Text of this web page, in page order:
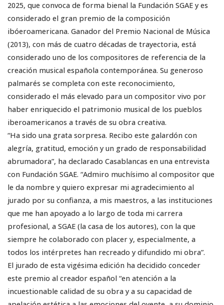
2025, que convoca de forma bienal la Fundación SGAE y es
considerado el gran premio de la composición
ibóeroamericana. Ganador del Premio Nacional de Música
(2013), con más de cuatro décadas de trayectoria, está
considerado uno de los compositores de referencia de la
creación musical española contemporánea. Su generoso
palmarés se completa con este reconocimiento,
considerado el más elevado para un compositor vivo por
haber enriquecido el patrimonio musical de los pueblos
iberoamericanos a través de su obra creativa.
“Ha sido una grata sorpresa. Recibo este galardón con
alegría, gratitud, emoción y un grado de responsabilidad
abrumadora”, ha declarado Casablancas en una entrevista
con Fundación SGAE. “Admiro muchísimo al compositor que
le da nombre y quiero expresar mi agradecimiento al
jurado por su confianza, a mis maestros, a las instituciones
que me han apoyado a lo largo de toda mi carrera
profesional, a SGAE (la casa de los autores), con la que
siempre he colaborado con placer y, especialmente, a
todos los intérpretes han recreado y difundido mi obra”.
El jurado de esta vigésima edición ha decidido conceder
este premio al creador español “en atención a la
incuestionable calidad de su obra y a su capacidad de